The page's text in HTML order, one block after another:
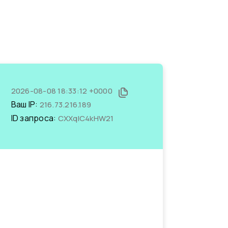
2026-08-08 18:33:12 +0000
Ваш IP: 216.73.216.189
ID запроса: CXXqIC4kHW21